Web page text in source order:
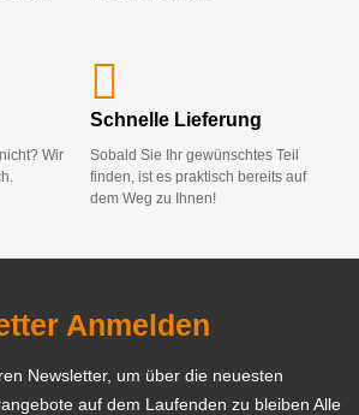
Wir
Schnelle Lieferung
Sobald Sie Ihr gewünschtes Teil
finden, ist es praktisch bereits auf
dem Weg zu Ihnen!
Anmelden
Newsletter, um über die neuesten
auf dem Laufenden zu bleiben Alle